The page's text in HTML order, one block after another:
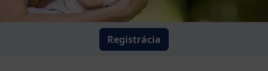
Registrácia